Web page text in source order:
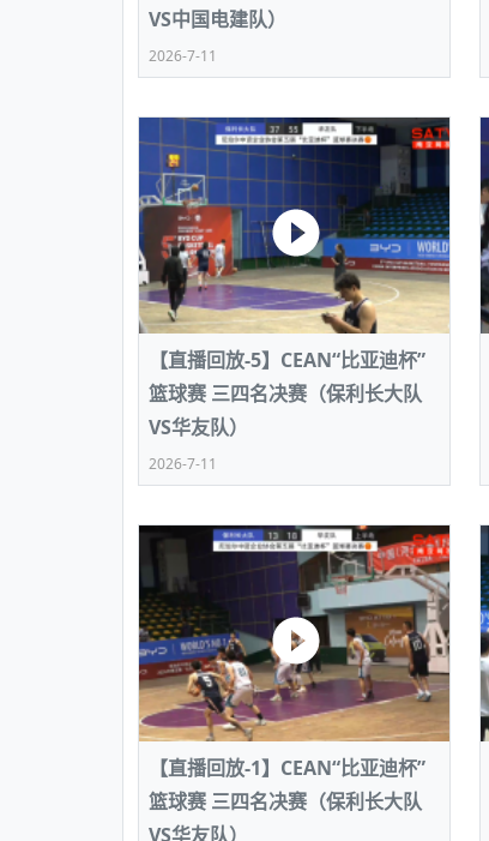
VS中国电建队）
2026-7-11
【直播回放-5】CEAN“比亚迪杯”
篮球赛 三四名决赛（保利长大队
VS华友队）
2026-7-11
【直播回放-1】CEAN“比亚迪杯”
篮球赛 三四名决赛（保利长大队
VS华友队）